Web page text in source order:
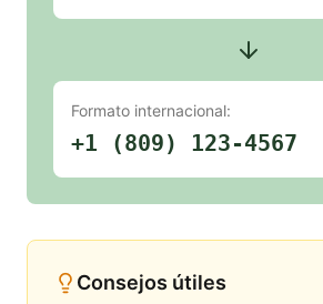
Formato internacional:
+1 (809) 123-4567
Consejos útiles